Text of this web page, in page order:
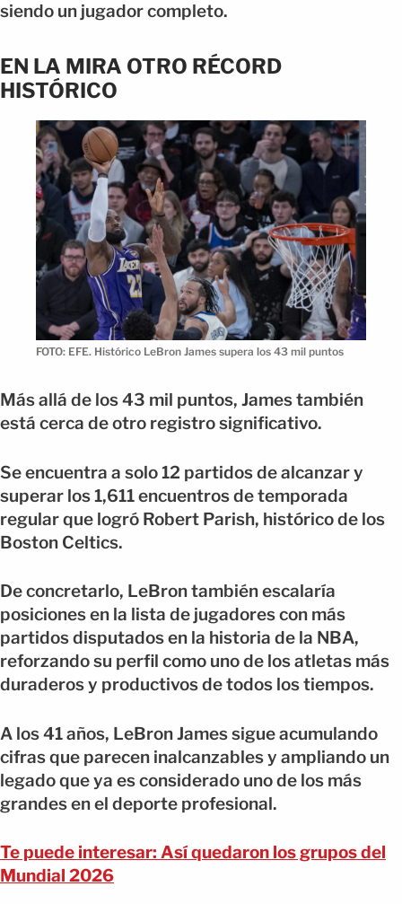
siendo un jugador completo.
EN LA MIRA OTRO RÉCORD
HISTÓRICO
FOTO: EFE. Histórico LeBron James supera los 43 mil puntos
Más allá de los 43 mil puntos, James también
está cerca de otro registro significativo.
Se encuentra a solo 12 partidos de alcanzar y
superar los 1,611 encuentros de temporada
regular que logró Robert Parish, histórico de los
Boston Celtics.
De concretarlo, LeBron también escalaría
posiciones en la lista de jugadores con más
partidos disputados en la historia de la NBA,
reforzando su perfil como uno de los atletas más
duraderos y productivos de todos los tiempos.
A los 41 años, LeBron James sigue acumulando
cifras que parecen inalcanzables y ampliando un
legado que ya es considerado uno de los más
grandes en el deporte profesional.
Te puede interesar: Así quedaron los grupos del
Mundial 2026